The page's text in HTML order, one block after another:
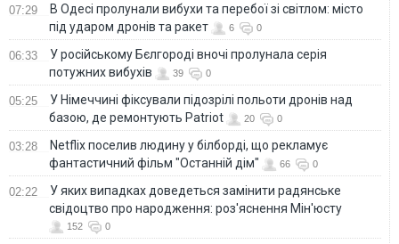
07:29
В Одесі пролунали вибухи та перебої зі світлом: місто
під ударом дронів та ракет
6 0
06:33
У російському Бєлгороді вночі пролунала серія
потужних вибухів
39 0
05:25
У Німеччині фіксували підозрілі польоти дронів над
базою, де ремонтують Patriot
20 0
03:28
Netflix поселив людину у білборді, що рекламує
фантастичний фільм "Останній дім"
66 0
02:22
У яких випадках доведеться замінити радянське
свідоцтво про народження: роз'яснення Мін'юсту
152 0